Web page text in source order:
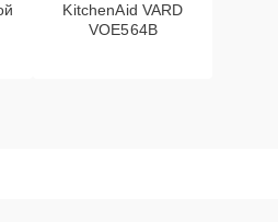
KitchenAid VARD
VOE564B